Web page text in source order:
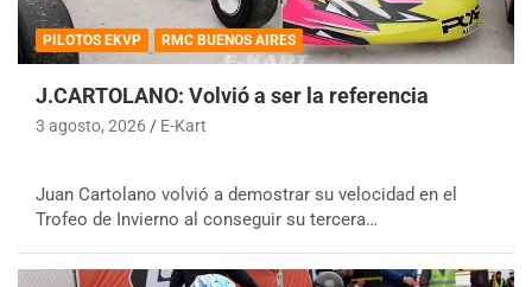
PILOTOS EKVP RMC BUENOS AIRES
J.CARTOLANO: Volvió a ser la referencia
3 agosto, 2026 E-Kart
Juan Cartolano volvió a demostrar su velocidad en el
Trofeo de Invierno al conseguir su tercera…